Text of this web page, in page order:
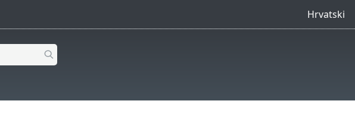
Hrvatski